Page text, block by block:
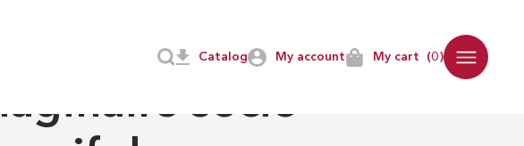
My account My cart (0)
Catalog
LETTRES
socio-